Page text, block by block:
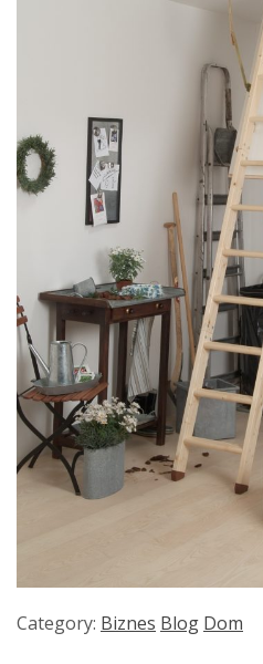
Category: Biznes Blog Dom